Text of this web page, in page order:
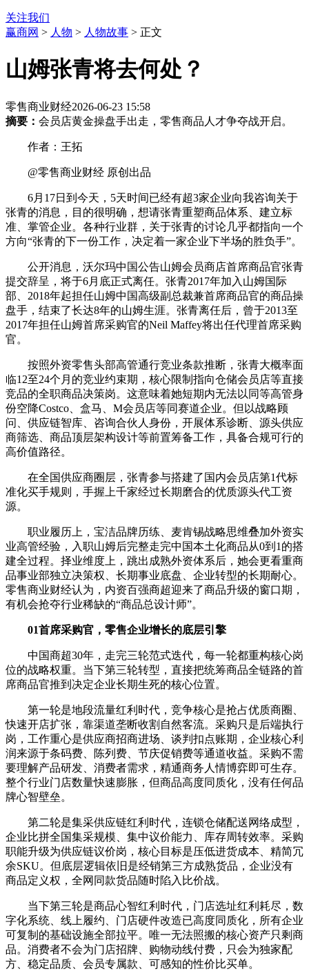
关注我们
赢商网 > 人物 > 人物故事 > 正文
山姆张青将去何处？
零售商业财经2026-06-23 15:58
摘要： 会员店黄金操盘手出走，零售商品人才争夺战开启。
作者：王拓
@零售商业财经 原创出品
6月17日到今天，5天时间已经有超3家企业向我咨询关于
张青的消息，目的很明确，想请张青重塑商品体系、建立标
准、掌管企业。各种行业群，关于张青的讨论几乎都指向一个
方向“张青的下一份工作，决定着一家企业下半场的胜负手”。
公开消息，沃尔玛中国公告山姆会员商店首席商品官张青
提交辞呈，将于6月底正式离任。张青2017年加入山姆国际
部、2018年起担任山姆中国高级副总裁兼首席商品官的商品操
盘手，结束了长达8年的山姆生涯。张青离任后，曾于2013至
2017年担任山姆首席采购官的Neil Maffey将出任代理首席采购
官。
按照外资零售头部高管通行竞业条款推断，张青大概率面
临12至24个月的竞业约束期，核心限制指向仓储会员店等直接
竞品的全职商品决策岗。这意味着她短期内无法以同等高管身
份空降Costco、盒马、M会员店等同赛道企业。但以战略顾
问、供应链智库、咨询合伙人身份，开展体系诊断、源头供应
商筛选、商品顶层架构设计等前置筹备工作，具备合规可行的
高价值路径。
在全国供应商圈层，张青参与搭建了国内会员店第1代标
准化买手规则，手握上千家经过长期磨合的优质源头代工资
源。
职业履历上，宝洁品牌历练、麦肯锡战略思维叠加外资实
业高管经验，入职山姆后完整走完中国本土化商品从0到1的搭
建全过程。择业维度上，跳出成熟外资体系后，她会更看重商
品事业部独立决策权、长期事业底盘、企业转型的长期耐心。
零售商业财经认为，内资百强商超迎来了商品升级的窗口期，
有机会抢夺行业稀缺的“商品总设计师”。
01首席采购官，零售企业增长的底层引擎
中国商超30年，走完三轮范式迭代，每一轮都重构核心岗
位的战略权重。当下第三轮转型，直接把统筹商品全链路的首
席商品官推到决定企业长期生死的核心位置。
第一轮是地段流量红利时代，竞争核心是抢占优质商圈、
快速开店扩张，靠渠道垄断收割自然客流。采购只是后端执行
岗，工作重心是供应商招商进场、谈判扣点账期，企业核心利
润来源于条码费、陈列费、节庆促销费等通道收益。采购不需
要理解产品研发、消费者需求，精通商务人情博弈即可生存。
整个行业门店数量快速膨胀，但商品高度同质化，没有任何品
牌心智壁垒。
第二轮是集采供应链红利时代，连锁仓储配送网络成型，
企业比拼全国集采规模、集中议价能力、库存周转效率。采购
职能升级为供应链议价岗，核心目标是压低进货成本、精简冗
余SKU。但底层逻辑依旧是经销第三方成熟货品，企业没有
商品定义权，全网同款货品随时陷入比价战。
当下第三轮是商品心智红利时代，门店选址红利耗尽，数
字化系统、线上履约、门店硬件改造已高度同质化，所有企业
可复制的基础设施全部拉平。唯一无法照搬的核心资产只剩商
品。消费者不会为门店招牌、购物动线付费，只会为独家配
方、稳定品质、会员专属款、可感知的性价比买单。